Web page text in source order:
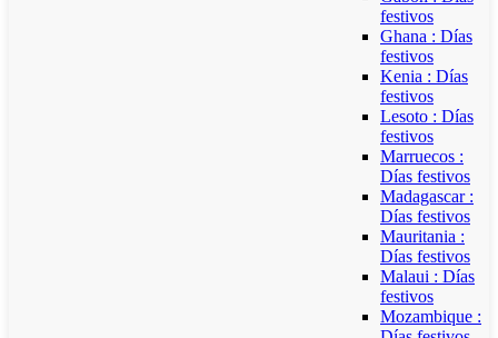
festivos
Ghana : Días
festivos
Kenia : Días
festivos
Lesoto : Días
festivos
Marruecos :
Días festivos
Madagascar :
Días festivos
Mauritania :
Días festivos
Malaui : Días
festivos
Mozambique :